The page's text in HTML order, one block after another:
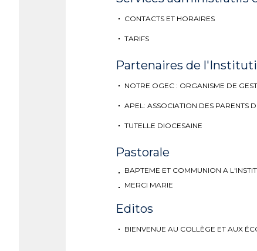
CONTACTS ET HORAIRES
TARIFS
Partenaires de
NOTRE OGEC : ORGANISME DE
APEL: ASSOCIATION DES PARENTS
TUTELLE DIOCESAINE
Pastorale
BAPTEME ET COMMUNION A
MERCI MARIE
Editos
BIENVENUE AU COLLÈGE ET AUX